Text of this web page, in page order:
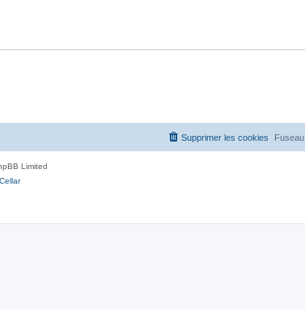
Supprimer les cookies
Limited